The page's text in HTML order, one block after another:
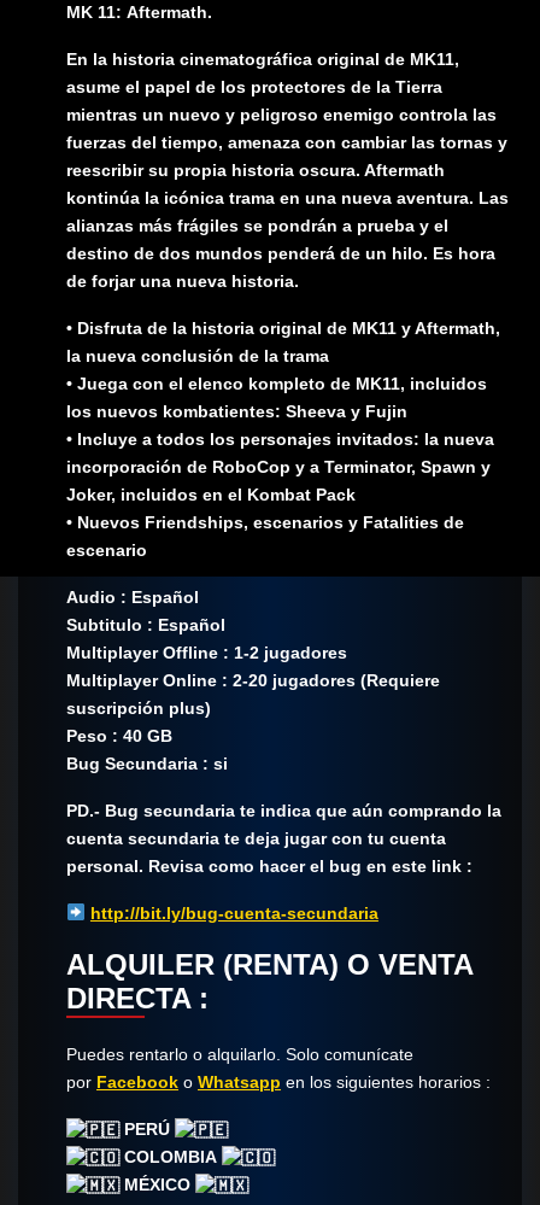
MK 11: Aftermath.
En la historia cinematográfica original de MK11,
asume el papel de los protectores de la Tierra
mientras un nuevo y peligroso enemigo controla las
fuerzas del tiempo, amenaza con cambiar las tornas y
reescribir su propia historia oscura. Aftermath
kontinúa la icónica trama en una nueva aventura. Las
alianzas más frágiles se pondrán a prueba y el
destino de dos mundos penderá de un hilo. Es hora
de forjar una nueva historia.
• Disfruta de la historia original de MK11 y Aftermath,
la nueva conclusión de la trama
• Juega con el elenco kompleto de MK11, incluidos
los nuevos kombatientes: Sheeva y Fujin
• Incluye a todos los personajes invitados: la nueva
incorporación de RoboCop y a Terminator, Spawn y
Joker, incluidos en el Kombat Pack
• Nuevos Friendships, escenarios y Fatalities de
escenario
Audio : Español
Subtitulo : Español
Multiplayer Offline : 1-2 jugadores
Multiplayer Online : 2-20 jugadores (Requiere
suscripción plus)
Peso : 40 GB
Bug Secundaria : si
PD.- Bug secundaria te indica que aún comprando la
cuenta secundaria te deja jugar con tu cuenta
personal. Revisa como hacer el bug en este link :
http://bit.ly/bug-cuenta-secundaria
ALQUILER (RENTA) O VENTA
DIRECTA :
Puedes rentarlo o alquilarlo. Solo comunícate​
por Facebook o Whatsapp en los siguientes horarios :
PERÚ
COLOMBIA
MÉXICO